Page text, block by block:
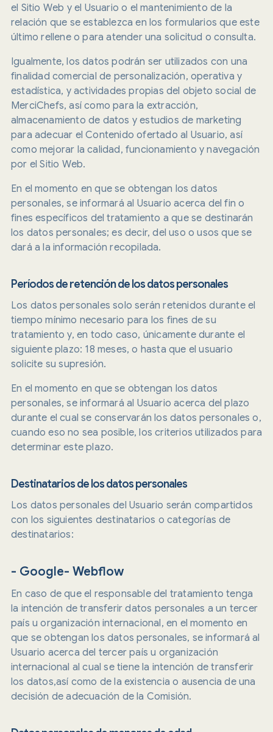
el Sitio Web y el Usuario o el mantenimiento de la
relación que se establezca en los formularios que este
último rellene o para atender una solicitud o consulta.
Igualmente, los datos podrán ser utilizados con una
finalidad comercial de personalización, operativa y
estadística, y actividades propias del objeto social de
MerciChefs, así como para la extracción,
almacenamiento de datos y estudios de marketing
para adecuar el Contenido ofertado al Usuario, así
como mejorar la calidad, funcionamiento y navegación
por el Sitio Web.
En el momento en que se obtengan los datos
personales, se informará al Usuario acerca del fin o
fines específicos del tratamiento a que se destinarán
los datos personales; es decir, del uso o usos que se
dará a la información recopilada.
Períodos de retención de los datos personales
Los datos personales solo serán retenidos durante el
tiempo mínimo necesario para los fines de su
tratamiento y, en todo caso, únicamente durante el
siguiente plazo: 18 meses, o hasta que el usuario
solicite su supresión.
En el momento en que se obtengan los datos
personales, se informará al Usuario acerca del plazo
durante el cual se conservarán los datos personales o,
cuando eso no sea posible, los criterios utilizados para
determinar este plazo.
Destinatarios de los datos personales
Los datos personales del Usuario serán compartidos
con los siguientes destinatarios o categorías de
destinatarios:
- Google- Webflow
En caso de que el responsable del tratamiento tenga
la intención de transferir datos personales a un tercer
país u organización internacional, en el momento en
que se obtengan los datos personales, se informará al
Usuario acerca del tercer país u organización
internacional al cual se tiene la intención de transferir
los datos,así como de la existencia o ausencia de una
decisión de adecuación de la Comisión.